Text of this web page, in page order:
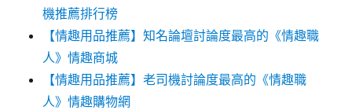
機推薦排行榜
【情趣用品推薦】知名論壇討論度最高的《情趣職
人》情趣商城
【情趣用品推薦】老司機討論度最高的《情趣職
人》情趣購物網